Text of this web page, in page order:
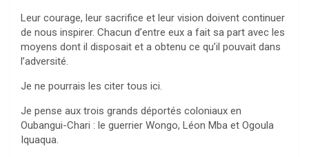
Leur courage, leur sacrifice et leur vision doivent continuer
de nous inspirer. Chacun d’entre eux a fait sa part avec les
moyens dont il disposait et a obtenu ce qu’il pouvait dans
l’adversité.
Je ne pourrais les citer tous ici.
Je pense aux trois grands déportés coloniaux en
Oubangui-Chari : le guerrier Wongo, Léon Mba et Ogoula
Iquaqua.